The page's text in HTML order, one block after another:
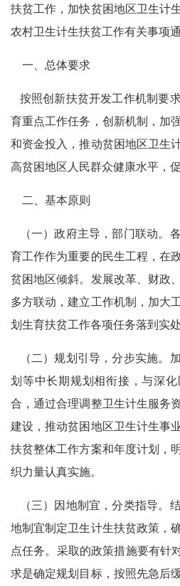
扶贫工作，加快贫困地区卫生计
农村卫生计生扶贫工作有关事项
一、总体要求
按照创新扶贫开发工作机制要
育重点工作任务，创新机制，加
和资金投入，推动贫困地区卫生
高贫困地区人民群众健康水平，
二、基本原则
（一）政府主导，部门联动。
育工作作为重要的民生工程，在
贫困地区倾斜。发展改革、财政
多方联动，建立工作机制，加大
划生育扶贫工作各项任务落到实处
（二）规划引导，分步实施。
划等中长期规划相衔接，与深
合，通过合理调整卫生计生服务
建设，推动贫困地区卫生计生事
扶贫整体工作方案和年度计划，
织力量认真实施。
（三）因地制宜，分类指导。
地制宜制定卫生计生扶贫政策，
点任务。采取的政策措施要有针
求是确定规划目标，按照先急后